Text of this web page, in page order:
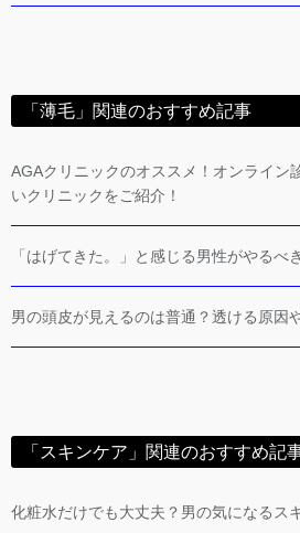
「薄毛」関連のおすすめ記事
AGAクリニックのオススメ！オンライン
いクリニックをご紹介！
「はげてきた。」と感じる男性がやるべ
男の頭皮が見えるのは普通？透ける原因
「スキンケア」関連のおすすめ記
化粧水だけでも大丈夫？男の気になるス